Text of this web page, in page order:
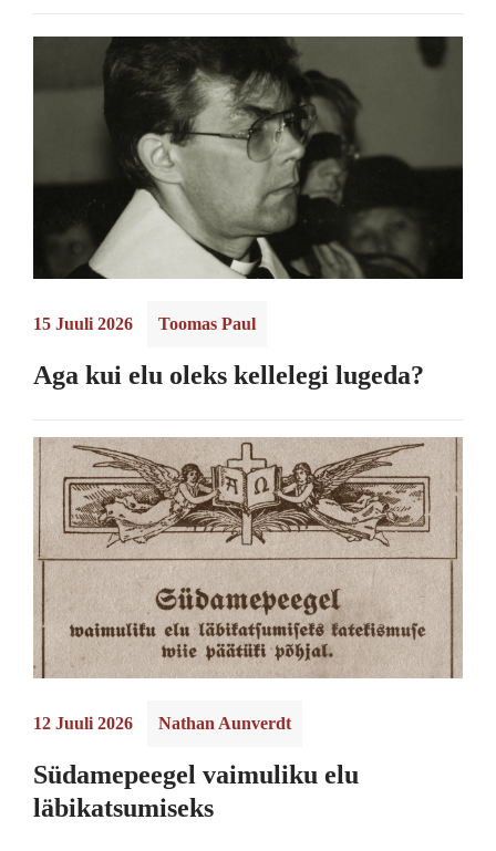
15 Juuli 2026 Toomas Paul
Aga kui elu oleks kellelegi lugeda?
12 Juuli 2026 Nathan Aunverdt
Südamepeegel vaimuliku elu
läbikatsumiseks